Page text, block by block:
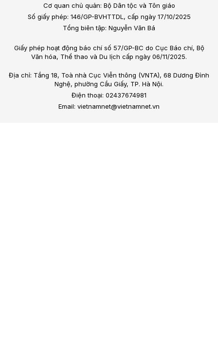
Cơ quan chủ quản: Bộ Dân tộc và Tôn giáo
Số giấy phép: 146/GP-BVHTTDL, cấp ngày 17/10/2025
Tổng biên tập: Nguyễn Văn Bá
Giấy phép hoạt động báo chí số 57/GP-BC do Cục Báo chí, Bộ
Văn hóa, Thể thao và Du lịch cấp ngày 06/11/2025.
Địa chỉ: Tầng 18, Toà nhà Cục Viễn thông (VNTA), 68 Dương Đình
Nghệ, phường Cầu Giấy, TP. Hà Nội.
Điện thoại: 02437674981
Email: vietnamnet@vietnamnet.vn